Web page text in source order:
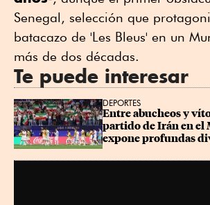
Senegal, selección que
batacazo de 'Les Bleus' en un
más de dos décadas.
Te puede interesar
DEPORTES
Entre abucheos y
partido de Irán en el
expone profundas